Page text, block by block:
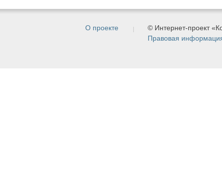
О проекте
© Интернет-проект
Правовая